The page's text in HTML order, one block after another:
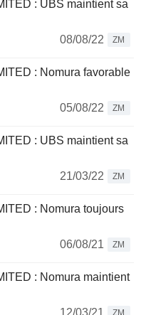
: UBS maintient sa
08/08/22
ZM
: Nomura favorable
05/08/22
ZM
: UBS maintient sa
21/03/22
ZM
: Nomura toujours
06/08/21
ZM
: Nomura maintient
12/03/21
ZM